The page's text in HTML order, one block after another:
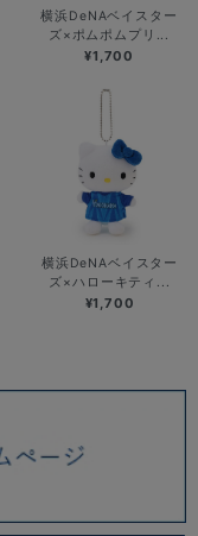
横浜DeNAベイスター
ズ×ポムポムプリ...
¥1,700
横浜DeNAベイスター
ズ×ハローキティ...
¥1,700